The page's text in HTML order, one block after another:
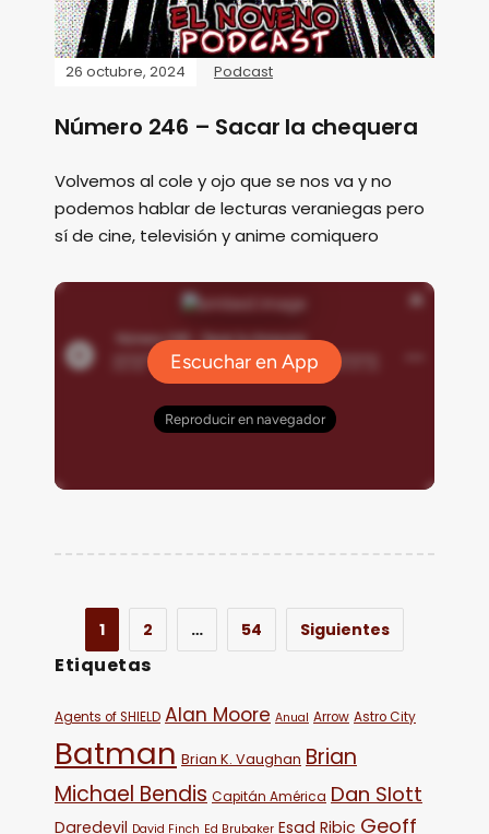
26 octubre, 2024 Podcast
Número 246 – Sacar la chequera
Volvemos al cole y ojo que se nos va y no
podemos hablar de lecturas veraniegas pero
sí de cine, televisión y anime comiquero
1 2 … 54 Siguientes
Etiquetas
Agents of SHIELD Alan Moore Anual Arrow Astro City
Batman Brian K. Vaughan Brian
Michael Bendis Capitán América Dan Slott
Daredevil David Finch Ed Brubaker Esad Ribic Geoff